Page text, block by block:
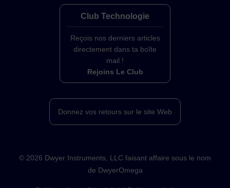
Club Technologie
Reçois nos derniers articles
directement dans ta boîte
mail !
Rejoins Le Club
Donnez vos retours sur le site Web
© 2026 Dwyer Instruments, LLC faisant affaire sous le nom
de DwyerOmega